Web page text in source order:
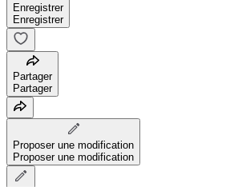
Enregistrer
Enregistrer
Partager
Partager
Proposer une modification
Proposer une modification